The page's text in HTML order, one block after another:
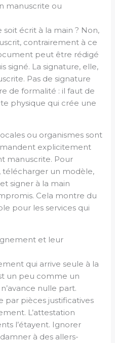
manuscrite ou
écrit à la main ? Non,
contrairement à ce
peut être rédigé
signé. La signature, elle,
Pas de signature
de formalité : il faut de
physique qui crée une
ou organismes sont
explicitement
manuscrite. Pour
télécharger un modèle,
signer à la main
Cela montre du
pour les services qui
et leur
qui arrive seule à la
un peu comme un
nulle part.
par pièces justificatives
L’attestation
l’étayent. Ignorer
à des allers-